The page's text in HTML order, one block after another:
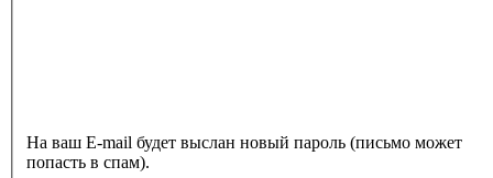
На ваш E-mail будет выслан новый пароль (письмо может
попасть в спам).